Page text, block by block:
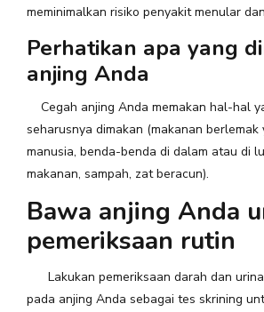
meminimalkan risiko penyakit menular
Perhatikan apa yang
anjing Anda
Cegah anjing Anda memakan hal-hal
seharusnya dimakan (makanan
manusia, benda-benda di dalam atau di
makanan, sampah, zat beracun).
Bawa anjing Anda
pemeriksaan rutin
Lakukan pemeriksaan darah dan
pada anjing Anda sebagai tes skrining